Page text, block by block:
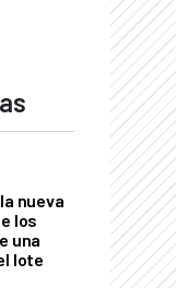
nueva
los
una
lote